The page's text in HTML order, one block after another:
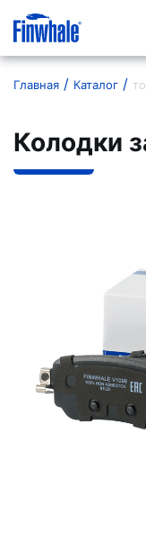
Главная Каталог
Колодки